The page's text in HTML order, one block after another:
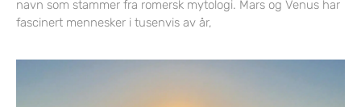
navn som stammer fra romersk mytologi. Mars og Venus har
fascinert mennesker i tusenvis av år,